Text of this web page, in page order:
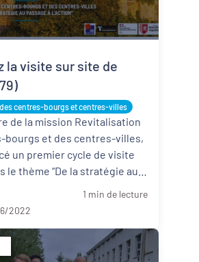
centres-bourgs et centres-villes
la visite sur site de
de la mission Revitalisation
bourgs et des centres-villes,
un premier cycle de visite
le thème “De la stratégie au
1 min de lecture
2022